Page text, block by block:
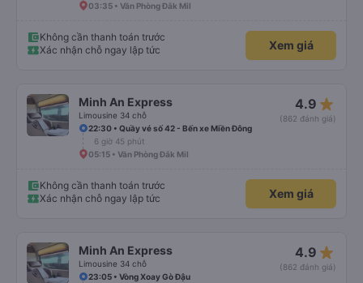
03:35 • Văn Phòng Đắk Mil
Không cần thanh toán trước
Xác nhận chỗ ngay lập tức
Xem giá
Minh An Express
Limousine 34 chỗ
4.9 star_rate
(862 đánh giá)
22:30 • Quầy vé số 42 - Bến xe Miền Đông
6 giờ 45 phút
05:15 • Văn Phòng Đắk Mil
Không cần thanh toán trước
Xác nhận chỗ ngay lập tức
Xem giá
Minh An Express
Limousine 34 chỗ
4.9 star_rate
(862 đánh giá)
23:05 • Vòng Xoay Gò Đậu